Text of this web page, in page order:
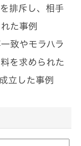
排斥し、相手
た事例
致やモラハラ
を求められた
立した事例